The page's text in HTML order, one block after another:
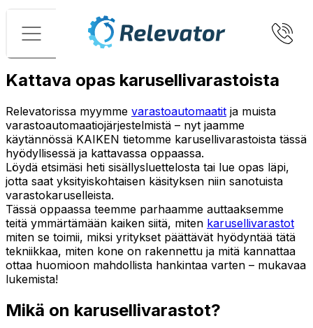
Valikko
Kattava opas karusellivarastoista
Relevatorissa myymme varastoautomaatit ja muista
varastoautomaatiojärjestelmistä – nyt jaamme
käytännössä KAIKEN tietomme karusellivarastoista tässä
hyödyllisessä ja kattavassa oppaassa.
Löydä etsimäsi heti sisällysluettelosta tai lue opas läpi,
jotta saat yksityiskohtaisen käsityksen niin sanotuista
varastokaruselleista.
Tässä oppaassa teemme parhaamme auttaaksemme
teitä ymmärtämään kaiken siitä, miten karusellivarastot
miten se toimii, miksi yritykset päättävät hyödyntää tätä
tekniikkaa, miten kone on rakennettu ja mitä kannattaa
ottaa huomioon mahdollista hankintaa varten – mukavaa
lukemista!
Mikä on karusellivarastot?